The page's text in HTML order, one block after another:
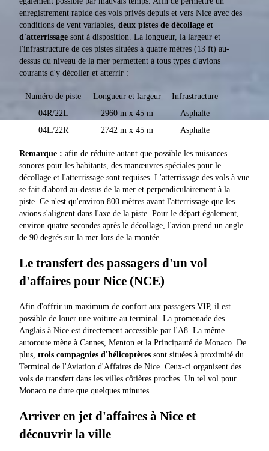
enregistrement rapide des vols privés depuis et vers Nice avec des
conditions de vent variables, deux pistes de décollage et
d'atterrissage sont à disposition. La longueur, la largeur et
l'infrastructure de ces pistes situées à quatre mètres (13 ft) au-
dessus du niveau de la mer permettent à tous types d'avions
courants d'y décoller et atterrir :
Numéro de piste Longueur et largeur
Infrastructure
04R/22L
2960 m x 45 m
Asphalte
04L/22R
2742 m x 45 m Asphalte
Remarque : afin de réduire autant que possible les nuisances
sonores pour les habitants, des manœuvres spéciales pour le
décollage et l'atterrissage sont requises. L'atterrissage des vols à vue
se fait d'abord au-dessus de la mer et perpendiculairement à la
piste. Ce n'est qu'environ 800 mètres avant l'atterrissage que les
avions s'alignent dans l'axe de la piste. Pour le départ également,
environ quatre secondes après le décollage, l'avion prend un angle
de 90 degrés sur la mer lors de la montée.
Le transfert des passagers d'un vol
d'affaires pour Nice (NCE)
Afin d'offrir un maximum de confort aux passagers VIP, il est
possible de louer une voiture au terminal. La promenade des
Anglais à Nice est directement accessible par l'A8. La même
autoroute mène à Cannes, Menton et la Principauté de Monaco. De
plus, trois compagnies d'hélicoptères sont situées à proximité du
Terminal de l'Aviation d'Affaires de Nice. Ceux-ci organisent des
vols de transfert dans les villes côtières proches. Un tel vol pour
Monaco ne dure que quelques minutes.
Arriver en jet d'affaires à Nice et
découvrir la ville